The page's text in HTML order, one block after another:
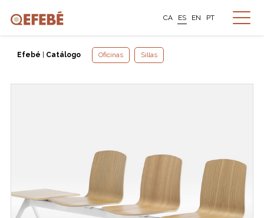
CA ES EN PT
Efebé Catálogo Oficinas Sillas